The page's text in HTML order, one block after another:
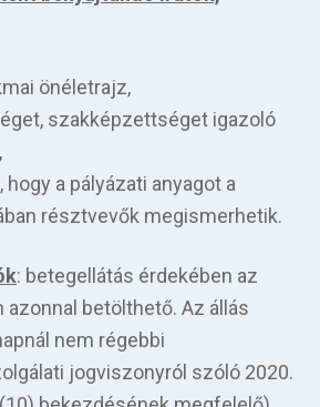
önéletrajz,
szakképzettséget igazoló
a pályázati anyagot a
résztvevők megismerhetik.
: betegellátás érdekében az
azonnal betölthető. Az állás
nem régebbi
jogviszonyról szóló 2020.